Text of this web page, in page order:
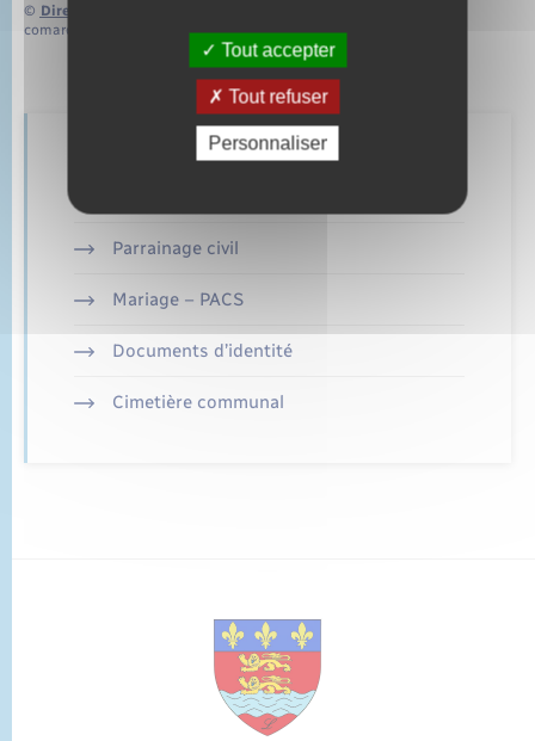
© Direction de l’information légale et administrative
comarquage developpé parbaseo.io
Retrouvez aussi
Parrainage civil
Mariage – PACS
Documents d’identité
Cimetière communal
Tout accepter
Tout refuser
Personnaliser